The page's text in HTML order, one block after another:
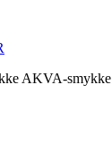
AKVA-smykke